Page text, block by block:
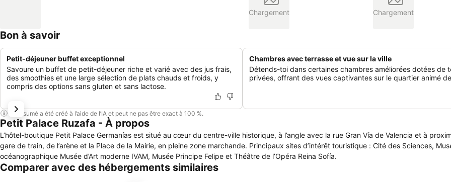
Chargement Chargement
Bon à savoir
Petit-déjeuner buffet exceptionnel
Savoure un buffet de petit-déjeuner riche et varié avec des jus frais,
des smoothies et une large sélection de plats chauds et froids, y
compris des options sans gluten et sans lactose.
Chambres avec terrasse et vue sur la ville
Détends-toi dans certaines chambres améliorées dotées de
privées, offrant des vues captivantes sur le quartier animé
Ce résumé a été créé à l’aide de l’IA et peut ne pas être exact à 100 %.
Petit Palace Ruzafa - À propos
L’hôtel-boutique Petit Palace Germanías est situé au cœur du centre-ville historique, à l’angle avec la rue Gran Vía de Valencia et à
gare de train, de l’arène et la Place de la Mairie, en pleine zone marchande. Principaux sites d’intérêt touristique : Cité des Sciences,
océanographique Musée d’Art moderne IVAM, Musée Principe Felipe et Théâtre de l’Opéra Reina Sofía.
Comparer avec des hébergements similaires